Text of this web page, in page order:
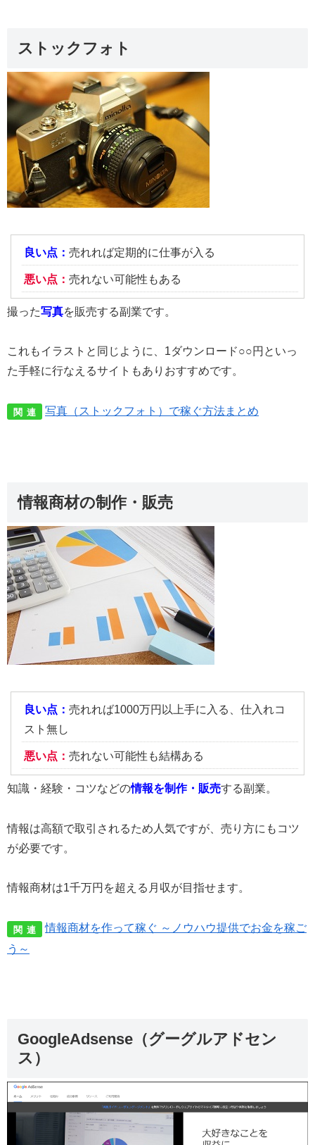
ストックフォト
良い点： 売れれば定期的に仕事が入る
悪い点： 売れない可能性もある
撮った写真を販売する副業です。
これもイラストと同じように、1ダウンロード○○円といっ
た手軽に行なえるサイトもありおすすめです。
関 連 写真（ストックフォト）で稼ぐ方法まとめ
情報商材の制作・販売
良い点： 売れれば1000万円以上手に入る、仕入れコ
スト無し
悪い点： 売れない可能性も結構ある
知識・経験・コツなどの情報を制作・販売する副業。
情報は高額で取引されるため人気ですが、売り方にもコツ
が必要です。
情報商材は1千万円を超える月収が目指せます。
関 連
情報商材を作って稼ぐ ～ノウハウ提供でお金を稼ご
う～
GoogleAdsense（グーグルアドセン
ス）